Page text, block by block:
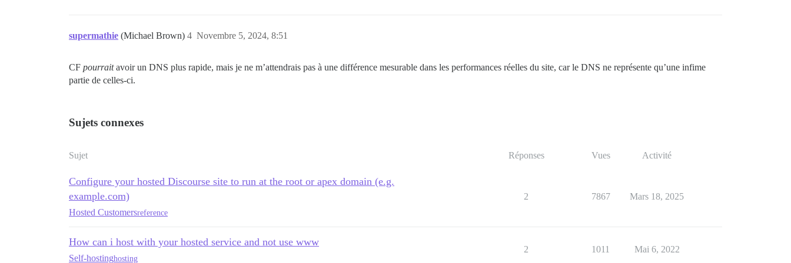
supermathie (Michael Brown) Novembre 5, 2024, 8:51
4
CF pourraitavoir un DNS plus rapide, mais je ne m’attendrais pas à une différence mesurable dans les performances réelles du site, car le DNS ne représente qu’une infime
partie de celles-ci.
Sujets connexes
Sujet Réponses Vues Activité
Configure your hosted Discourse site to run at the root or apex domain (e.g.
example.com)
Hosted Customersreference
2 7867 Mars 18, 2025
How can i host with your hosted service and not use www
Self-hostinghosting
2 1011 Mai 6, 2022